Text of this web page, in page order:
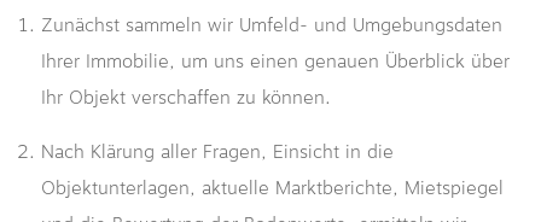
Zunächst sammeln wir Umfeld- und Umgebungsdaten
Ihrer Immobilie, um uns einen genauen Überblick über
Ihr Objekt verschaffen zu können.
Nach Klärung aller Fragen, Einsicht in die
Objektunterlagen, aktuelle Marktberichte, Mietspiegel